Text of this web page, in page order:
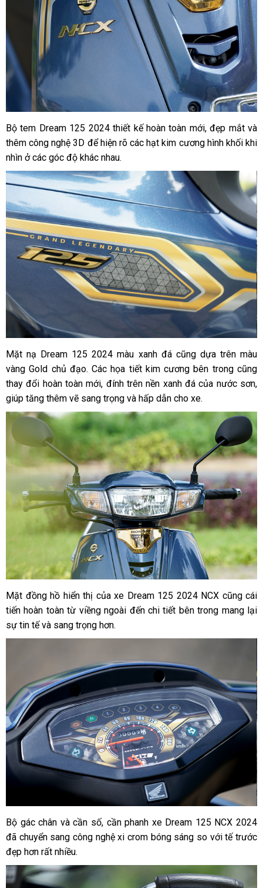
Bộ tem Dream 125 2024 thiết kế hoàn toàn mới, đẹp mắt và
thêm công nghệ 3D để hiện rõ các hạt kim cương hình khối khi
nhìn ở các góc độ khác nhau.
Mặt nạ Dream 125 2024 màu xanh đá cũng dựa trên màu
vàng Gold chủ đạo. Các họa tiết kim cương bên trong cũng
thay đổi hoàn toàn mới, đính trên nền xanh đá của nước sơn,
giúp tăng thêm vẽ sang trọng và hấp dẫn cho xe.
Mặt đồng hồ hiển thị của xe Dream 125 2024 NCX cũng cái
tiến hoàn toàn từ viềng ngoài đến chi tiết bên trong mang lại
sự tin tế và sang trọng hơn.
Bộ gác chân và cần số, cần phanh xe Dream 125 NCX 2024
đã chuyển sang công nghệ xi crom bóng sáng so với tế trước
đẹp hơn rất nhiều.